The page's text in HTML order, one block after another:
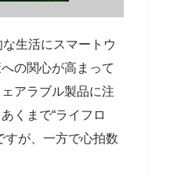
生活にスマートウ
の関心が高まって
アラブル製品に注
くまで“ライフロ
すが、一方で心拍数